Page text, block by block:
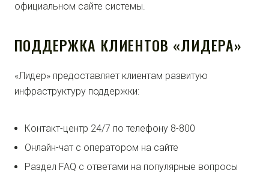
официальном сайте системы.
ПОДДЕРЖКА КЛИЕНТОВ «ЛИДЕРА»
«Лидер» предоставляет клиентам развитую
инфраструктуру поддержки:
Контакт-центр 24/7 по телефону 8-800
Онлайн-чат с оператором на сайте
Раздел FAQ с ответами на популярные вопросы